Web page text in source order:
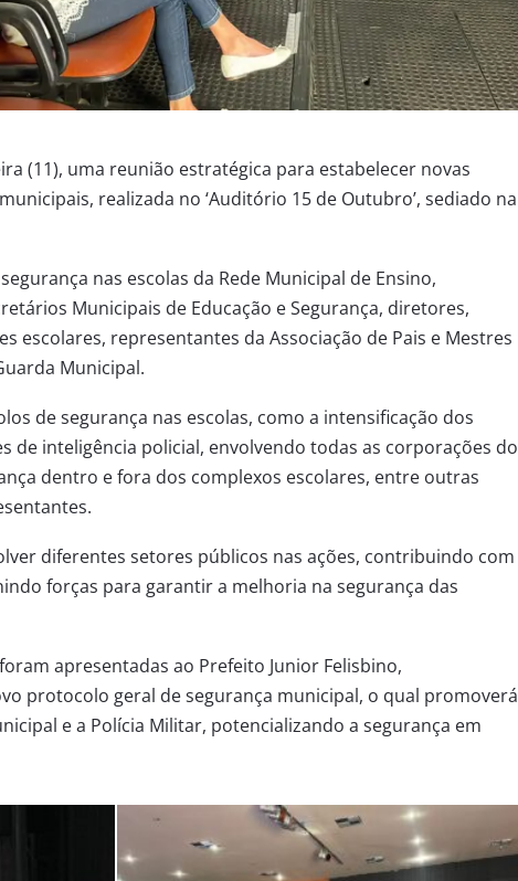
(11), uma reunião estratégica para estabelecer novas
realizada no ‘Auditório 15 de Outubro’, sediado na
nas escolas da Rede Municipal de Ensino,
Municipais de Educação e Segurança, diretores,
escolares, representantes da Associação de Pais e Mestres
Municipal.
de segurança nas escolas, como a intensificação dos
de inteligência policial, envolvendo todas as corporações do
dentro e fora dos complexos escolares, entre outras
diferentes setores públicos nas ações, contribuindo com
forças para garantir a melhoria na segurança das
apresentadas ao Prefeito Junior Felisbino,
protocolo geral de segurança municipal, o qual promoverá
e a Polícia Militar, potencializando a segurança em
BOLETIM INFORMATIVO 239